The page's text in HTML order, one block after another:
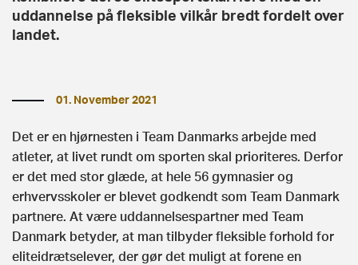
uddannelse på fleksible vilkår bredt fordelt over
landet.
01. November 2021
Det er en hjørnesten i Team Danmarks arbejde med
atleter, at livet rundt om sporten skal prioriteres. Derfor
er det med stor glæde, at hele 56 gymnasier og
erhvervsskoler er blevet godkendt som Team Danmark
partnere. At være uddannelsespartner med Team
Danmark betyder, at man tilbyder fleksible forhold for
eliteidrætselever, der gør det muligt at forene en